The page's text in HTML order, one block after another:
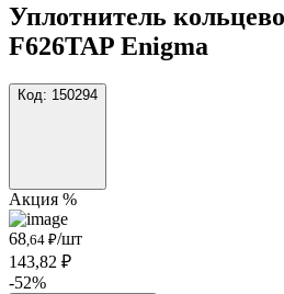
Уплотнитель
F626TAP Enigma
Код: 150294
Акция %
68 ,64 ₽/шт
143,82 ₽
-52%